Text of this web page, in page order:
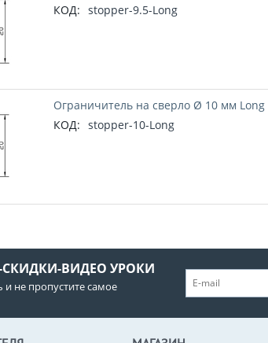
КОД: stopper-9.5-Long
Ограничитель на сверло Ø 10 мм Long
КОД: stopper-10-Long
ВИДЕО УРОКИ
не пропустите самое